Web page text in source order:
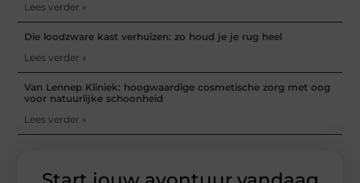
Lees verder »
Die loodzware kast verhuizen: zo houd je je rug heel
Lees verder »
Van Lennep Kliniek: hoogwaardige cosmetische zorg met oog
voor natuurlijke schoonheid
Lees verder »